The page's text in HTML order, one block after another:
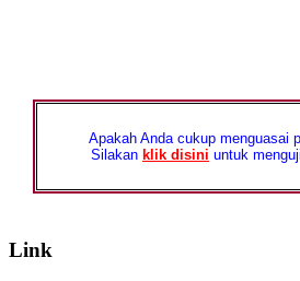
Apakah Anda cukup menguasai
Silakan klik disini untuk
Link